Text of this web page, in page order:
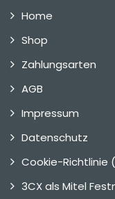
Home
Shop
Zahlungsarten
AGB
Impressum
Datenschutz
Cookie-Richtlinie
3CX als Mitel